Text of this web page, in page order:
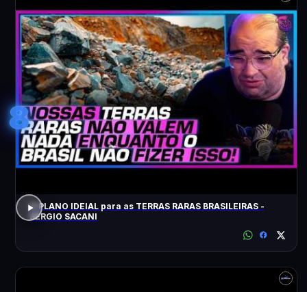
8
O PLANO IDEIAL para as TERRAS RARAS BRASILEIRAS -
SÉRGIO SACANI